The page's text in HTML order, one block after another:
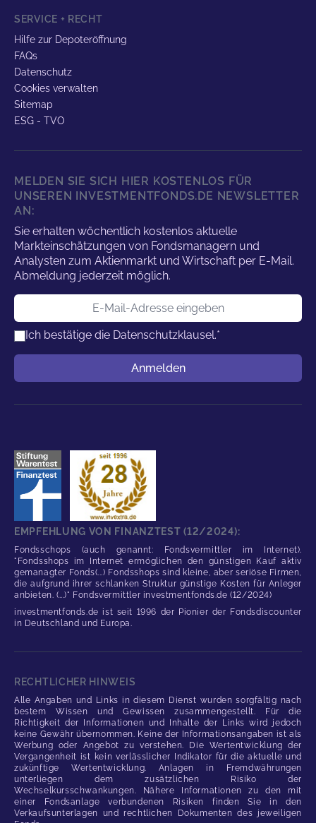
SERVICE + RECHT
Hilfe zur Depoteröffnung
FAQs
Datenschutz
Cookies verwalten
Sitemap
ESG - TVO
MELDEN SIE SICH HIER KOSTENLOS FÜR
UNSEREN INVESTMENTFONDS.DE NEWSLETTER
AN:
Sie erhalten wöchentlich kostenlos aktuelle
Markteinschätzungen von Fondsmanagern und
Analysten zum Aktienmarkt und Wirtschaft per E-Mail.
Abmeldung jederzeit möglich.
E-Mail-Adresse
Ich bestätige die Datenschutzklausel.*
Anmelden
EMPFEHLUNG VON FINANZTEST (12/2024):
Fondsschops (auch genannt: Fondsvermittler im Internet).
"Fondsshops im Internet ermöglichen den günstigen Kauf aktiv
gemanagter Fonds(...) Fondsshops sind kleine, aber seriöse Firmen,
die aufgrund ihrer schlanken Struktur günstige Kosten für Anleger
anbieten. (...)" Fondsvermittler investmentfonds.de (12/2024)
investmentfonds.de ist seit 1996 der Pionier der Fondsdiscounter
in Deutschland und Europa.
RECHTLICHER HINWEIS
Alle Angaben und Links in diesem Dienst wurden sorgfältig nach
bestem Wissen und Gewissen zusammengestellt. Für die
Richtigkeit der Informationen und Inhalte der Links wird jedoch
keine Gewähr übernommen. Keine der Informationsangaben ist als
Werbung oder Angebot zu verstehen. Die Wertentwicklung der
Vergangenheit ist kein verlässlicher Indikator für die aktuelle und
zukünftige Wertentwicklung. Anlagen in Fremdwährungen
unterliegen dem zusätzlichen Risiko der
Wechselkursschwankungen. Nähere Informationen zu den mit
einer Fondsanlage verbundenen Risiken finden Sie in den
Verkaufsunterlagen und rechtlichen Dokumenten des jeweiligen